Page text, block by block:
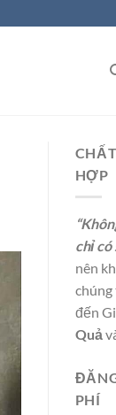
HỢP
chỉ có
nên
chúng
đến
Quả
PHÍ